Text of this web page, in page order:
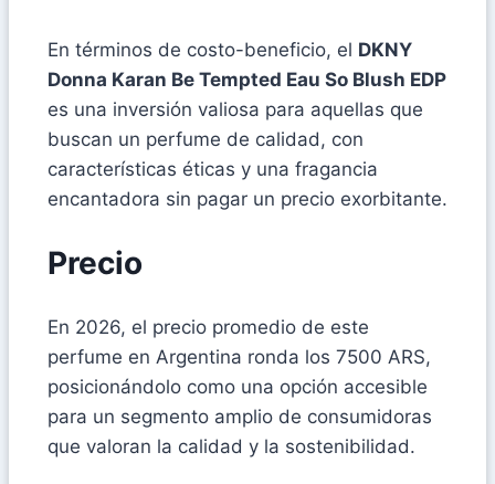
En términos de costo-beneficio, el DKNY
Donna Karan Be Tempted Eau So Blush EDP
es una inversión valiosa para aquellas que
buscan un perfume de calidad, con
características éticas y una fragancia
encantadora sin pagar un precio exorbitante.
Precio
En 2026, el precio promedio de este
perfume en Argentina ronda los 7500 ARS,
posicionándolo como una opción accesible
para un segmento amplio de consumidoras
que valoran la calidad y la sostenibilidad.